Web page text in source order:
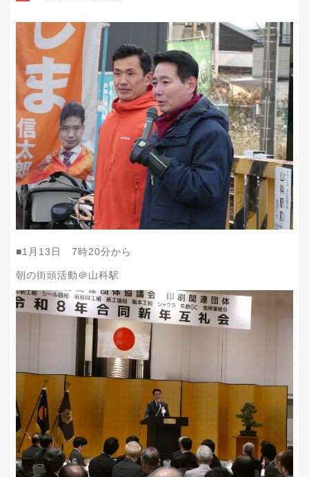
■1月13日 7時20分から
朝の街頭活動＠山科駅